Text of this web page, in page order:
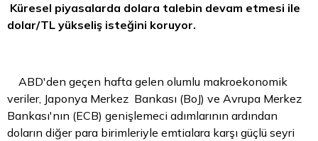
Küresel piyasalarda dolara talebin devam etmesi ile
dolar/TL yükseliş isteğini koruyor.
ABD'den geçen hafta gelen olumlu makroekonomik
veriler, Japonya Merkez Bankası (BoJ) ve Avrupa Merkez
Bankası'nın (ECB) genişlemeci adımlarının ardından
doların diğer para birimleriyle emtialara karşı güçlü seyri